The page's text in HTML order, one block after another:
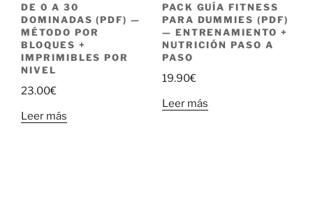
DE 0 A 30
DOMINADAS (PDF) —
MÉTODO POR
BLOQUES +
IMPRIMIBLES POR
NIVEL
23.00€
Leer más
PACK GUÍA FITNESS
PARA DUMMIES (PDF)
— ENTRENAMIENTO +
NUTRICIÓN PASO A
PASO
19.90€
Leer más